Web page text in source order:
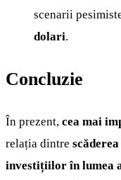
scenarii
dolari.
Concluzie
În prezent, cea mai
relația dintre
investițiilor în lumea